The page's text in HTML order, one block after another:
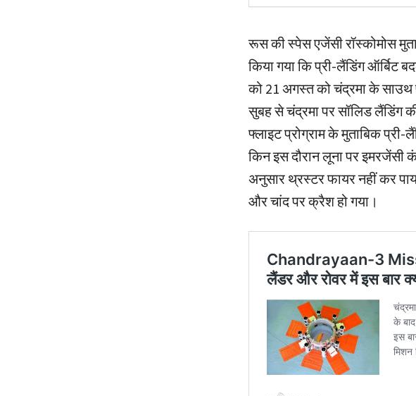
रूस की स्पेस एजेंसी रॉस्कोमोस
किया गया कि प्री-लैंडिंग ऑर्बिट
को 21 अगस्त को चंद्रमा के साउथ
सुबह से चंद्रमा पर सॉलिड लैंडिंग
फ्लाइट प्रोग्राम के मुताबिक प्री-
किन इस दौरान लूना पर इमरजेंसी
अनुसार थ्रस्टर फायर नहीं कर
और चांद पर क्रैश हो गया।